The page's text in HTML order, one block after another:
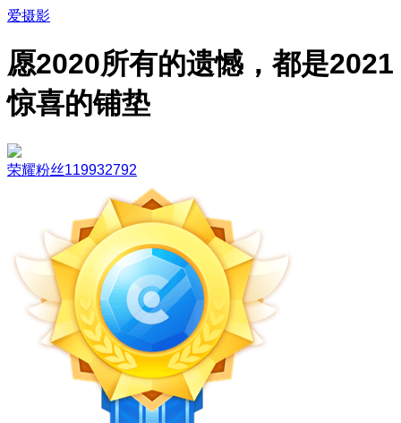
爱摄影
愿2020所有的遗憾，都是2021
惊喜的铺垫
荣耀粉丝119932792